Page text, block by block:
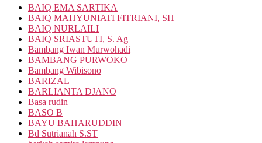
BAIQ EMA SARTIKA
BAIQ MAHYUNIATI FITRIANI, SH
BAIQ NURLAILI
BAIQ SRIASTUTI, S. Ag
Bambang Iwan Murwohadi
BAMBANG PURWOKO
Bambang Wibisono
BARIZAL
BARLIANTA DJANO
Basa rudin
BASO B
BAYU BAHARUDDIN
Bd Sutrianah S.ST